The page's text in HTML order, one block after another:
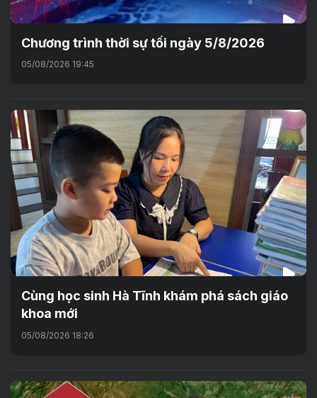
Chương trình thời sự tối ngày 5/8/2026
05/08/2026 19:45
Cùng học sinh Hà Tĩnh khám phá sách giáo
khoa mới
05/08/2026 18:26